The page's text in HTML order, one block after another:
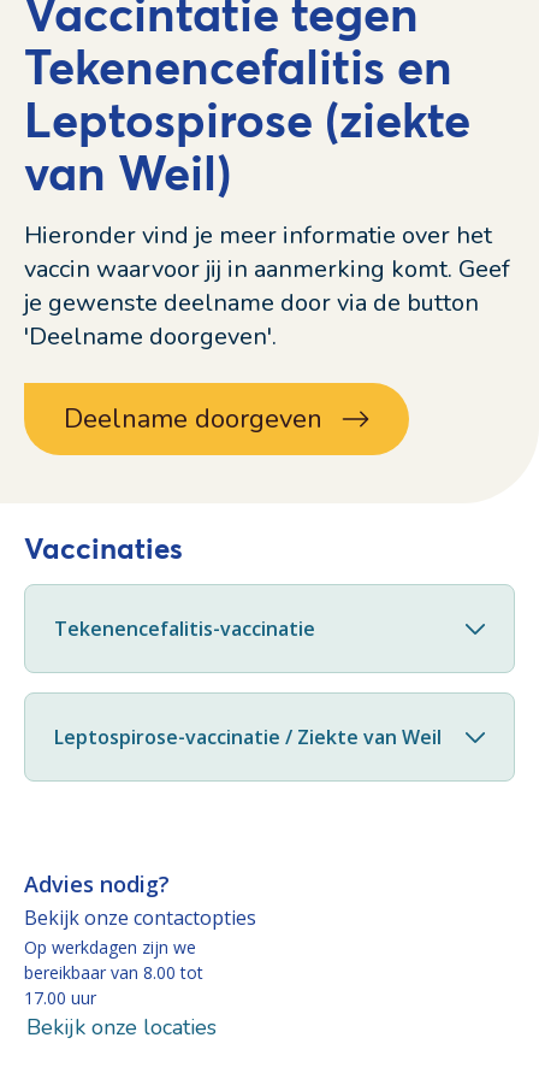
Vaccintatie tegen
Tekenencefalitis en
Leptospirose (ziekte
van Weil)
Deelname doorgeven
Hieronder vind je meer informatie over het
vaccin waarvoor jij in aanmerking komt. Geef
je gewenste deelname door via de button
'Deelname doorgeven'.
Vaccinaties
Tekenencefalitis-vaccinatie
Leptospirose-vaccinatie / Ziekte van Weil
Advies nodig?
Bekijk onze contactopties
Op werkdagen zijn we
bereikbaar van 8.00 tot
17.00 uur
Bekijk onze locaties